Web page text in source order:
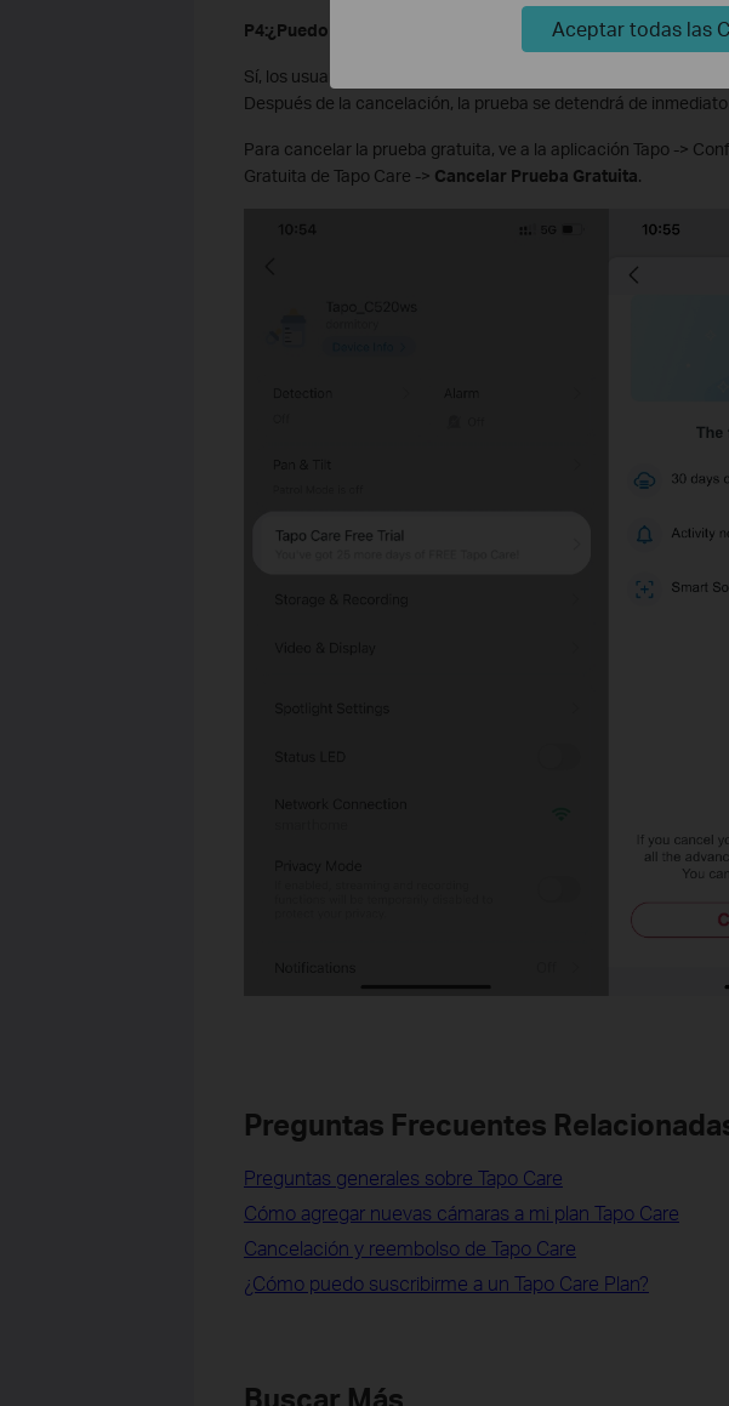
P4:¿Puedo cancelar la Prueba Gratuita?
Sí, los usuarios pueden cancelar la prueba en cualquier
Después de la cancelación, la prueba se detendrá de
Para cancelar la prueba gratuita, ve a la aplicación Tapo ->
Gratuita de Tapo Care -> Cancelar Prueba Gratuita.
Preguntas Frecuentes
Preguntas generales sobre Tapo Care
Cómo agregar nuevas cámaras a mi plan Tapo Care
Cancelación y reembolso de Tapo Care
¿Cómo puedo suscribirme a un Tapo Care Plan?
Aceptar todas las